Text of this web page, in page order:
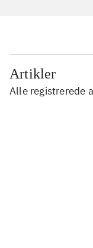
Artikler
Alle registrerede